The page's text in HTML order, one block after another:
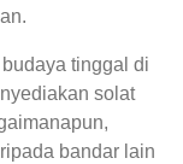
tinggal di
solat
bandar lain